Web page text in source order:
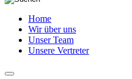
Home
Wir über uns
Unser Team
Unsere Vertreter